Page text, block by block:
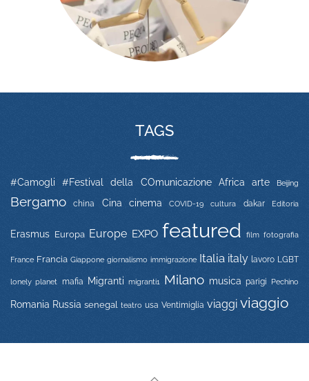
TAGS
#Camogli #Festival della COmunicazione Africa arte Beijing
Bergamo china Cina cinema COVID-19 cultura dakar Editoria
Erasmus Europa Europe EXPO featured film fotografia
France Francia Giappone giornalismo immigrazione Italia italy lavoro LGBT
lonely planet mafia Migranti migranti1 Milano musica parigi Pechino
Romania Russia senegal teatro usa Ventimiglia viaggi viaggio